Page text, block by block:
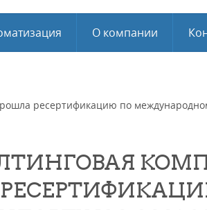
О компании
ресертификацию по